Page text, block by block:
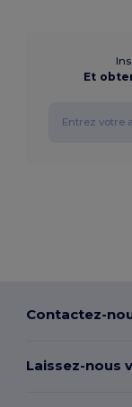
Et
Contactez-
Laissez-nous